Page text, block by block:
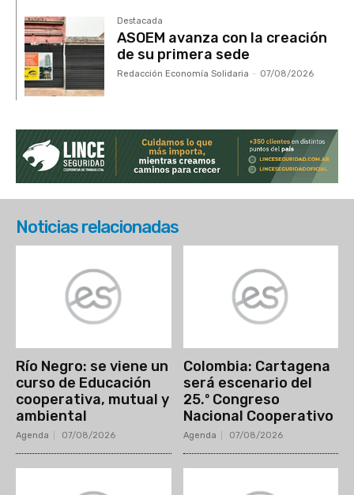
Destacada
ASOEM avanza con la creación
de su primera sede
Redacción Economía Solidaria - 07/08/2026
Noticias relacionadas
Río Negro: se viene un
curso de Educación
cooperativa, mutual y
ambiental
Agenda 07/08/2026
Colombia: Cartagena
será escenario del
25.º Congreso
Nacional Cooperativo
Agenda 07/08/2026